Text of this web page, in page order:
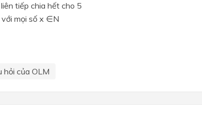
tiếp chia hết cho 5
mọi số x ∈N
hỏi của OLM